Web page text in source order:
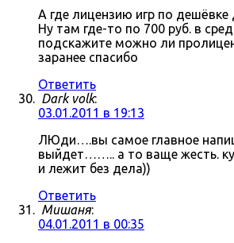
А где лицензию игр по
Ну там где-то по 700 руб. в
подскажите можно ли
заранее спасибо
Ответить
Dark volk:
03.01.2011 в 19:13
ЛЮди….вы самое главное
выйдет…….. а то ваще жесть.
и лежит без дела))
Ответить
Мишаня:
04.01.2011 в 00:35